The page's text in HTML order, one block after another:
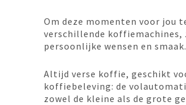
Om deze momenten voor jou
verschillende
persoonlijke wensen en smaak.
Altijd verse koffie, geschikt
koffiebeleving: de
zowel de kleine als de grote